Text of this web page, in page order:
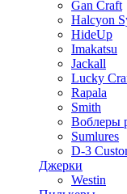
Gan Craft
Halcyon
HideUp
Imakatsu
Jackall
Lucky
Rapala
Smith
Воблеры
Sumlures
D-3
Джерки
Westin